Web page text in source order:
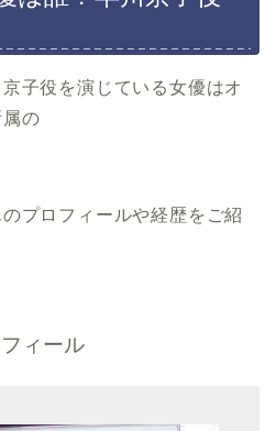
子役を演じている女優はオ
の
プロフィールや経歴をご紹
ィール